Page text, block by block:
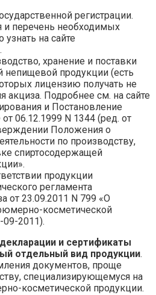
регистрации.
и перечень необходимых
на сайте
хранение и поставки
непищевой продукции (есть
лицензию получать не
акциза. Подробнее см. на сайте
и Постановление
06.12.1999 N 1344 (ред. от
Положения о
по производству,
спиртосодержащей
продукции
регламента
от 23.09.2011 N 799 «О
косметической
2011).
декларации и сертификаты
отдельный вид продукции.
документов, проще
специализирующемуся на
косметической продукции.